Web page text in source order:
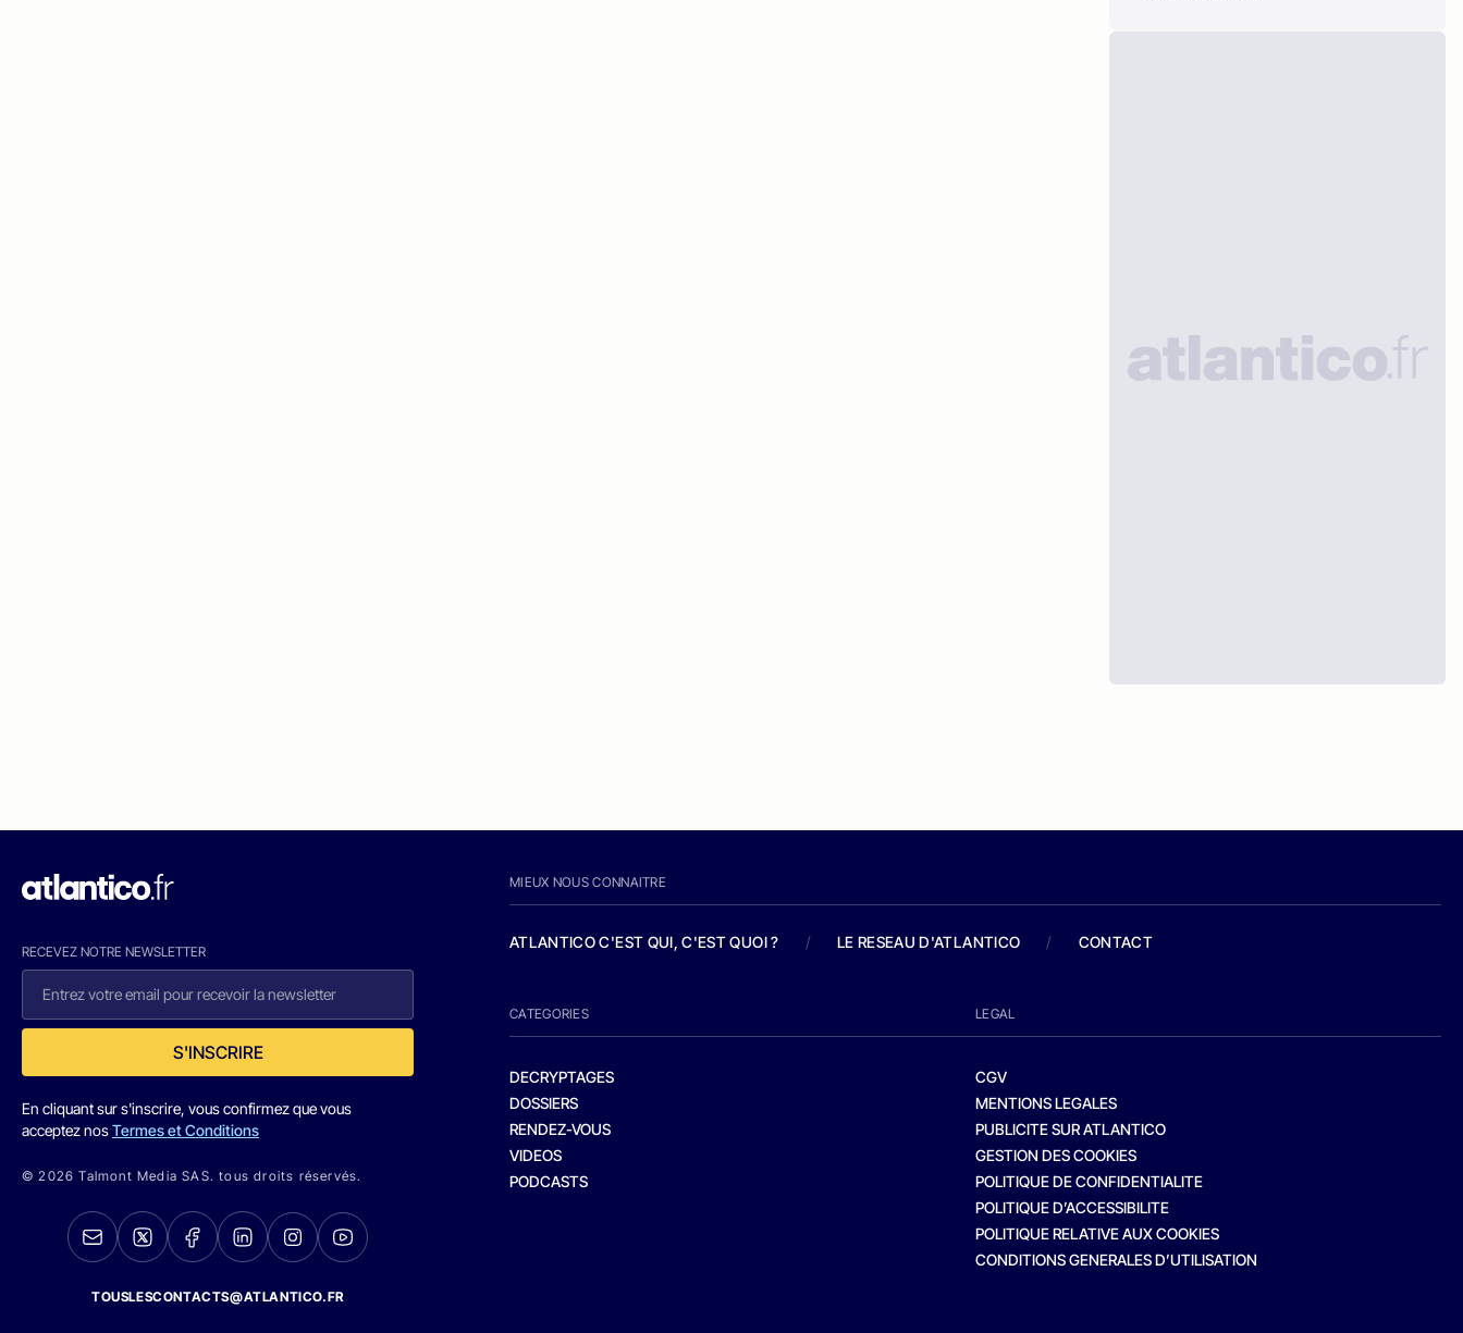
RECEVEZ NOTRE NEWSLETTER
S'INSCRIRE
En cliquant sur s'inscrire, vous confirmez que vous
acceptez nosTermes et Conditions
© 2026 Talmont Media SAS. tous droits réservés.
TOUSLESCONTACTS@ATLANTICO.FR
MIEUX NOUS CONNAITRE
ATLANTICO C'EST QUI, C'EST QUOI ? / LE RESEAU D'ATLANTICO / CONTACT
CATEGORIES
DECRYPTAGES
DOSSIERS
RENDEZ-VOUS
VIDEOS
PODCASTS
LEGAL
CGV
MENTIONS LEGALES
PUBLICITE SUR ATLANTICO
GESTION DES COOKIES
POLITIQUE DE CONFIDENTIALITE
POLITIQUE D’ACCESSIBILITE
POLITIQUE RELATIVE AUX COOKIES
CONDITIONS GENERALES D’UTILISATION